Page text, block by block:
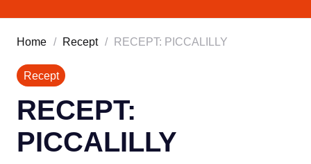
Home / Recept / RECEPT: PICCALILLY
Recept
RECEPT:
PICCALILLY